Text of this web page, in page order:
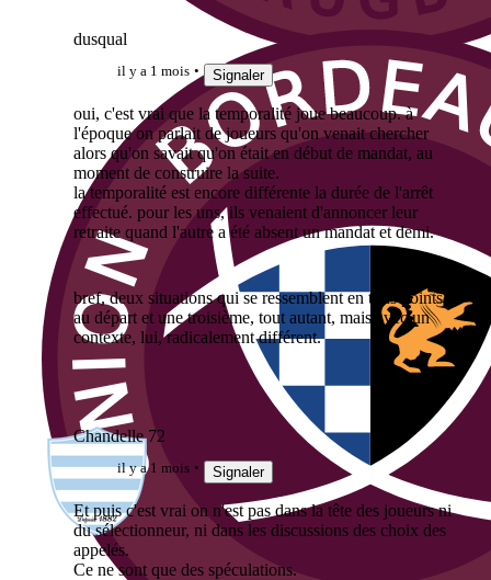
dusqual
il y a 1 mois Signaler
oui, c'est vrai que la temporalité joue beaucoup. à
l'époque on parlait de joueurs qu'on venait chercher
alors qu'on savait qu'on était en début de mandat, au
moment de construire la suite.
la temporalité est encore différente la durée de l'arrêt
effectué. pour les uns, ils venaient d'annoncer leur
retraite quand l'autre a été absent un mandat et demi.
bref, deux situations qui se ressemblent en tous points
au départ et une troisième, tout autant, mais avec un
contexte, lui, radicalement différent.
Chandelle 72
il y a 1 mois Signaler
Et puis c'est vrai on n'est pas dans la tête des joueurs ni
du sélectionneur, ni dans les discussions des choix des
appelés.
Ce ne sont que des spéculations.